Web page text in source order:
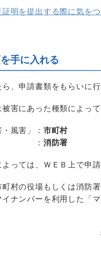
証明を提出する際に気を
手に入れる
、申請書類をもらいに行
害にあった種類によっ
風害」： 市町村
： 消防署
っては、ＷＥＢ上で申
村の役場もしくは消防
イナンバーを利用した「